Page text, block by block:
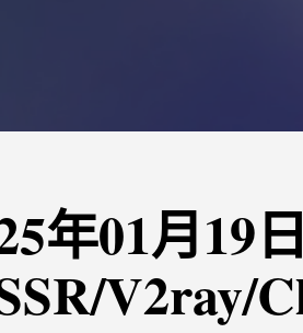
年01月
V2ray/